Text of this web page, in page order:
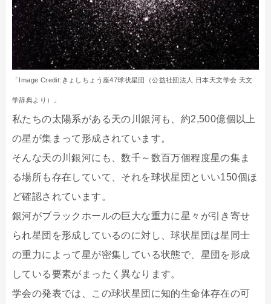
「Image Credit:きょしちょう座47球状星団（公益社団法人 日本天文学会 天文
学辞典より）」
私たちの太陽系がある天の川銀河も、約2,500億個以上
の星が集まって形成されています。
そんな天の川銀河にも、数千～数百万個程度星の集ま
る場所も存在していて、それを球状星団といい150個ほ
ど確認されています。
銀河がブラックホールの巨大な重力に星々が引き寄せ
られ星団を形成しているのに対し、球状星団は星同士
の重力によって星が密集している状態で、星団を形成
している要素がまったく異なります。
学会の発表では、この球状星団に知的生命体存在の可